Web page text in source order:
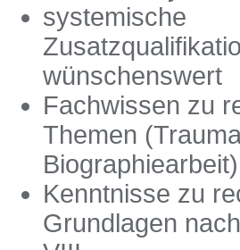
systemische
wünschenswert
Fachwissen zu
Themen
Biographiearbeit)
Kenntnisse zu
Grundlagen